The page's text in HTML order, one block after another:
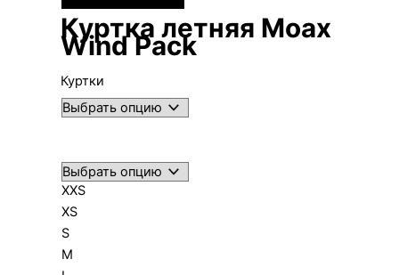
Куртка летняя Moax
Wind Pack
Куртки
XXS
XS
S
M